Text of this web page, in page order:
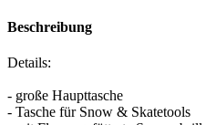
Beschreibung
Details:
- große Haupttasche
- Tasche für Snow & Skatetools